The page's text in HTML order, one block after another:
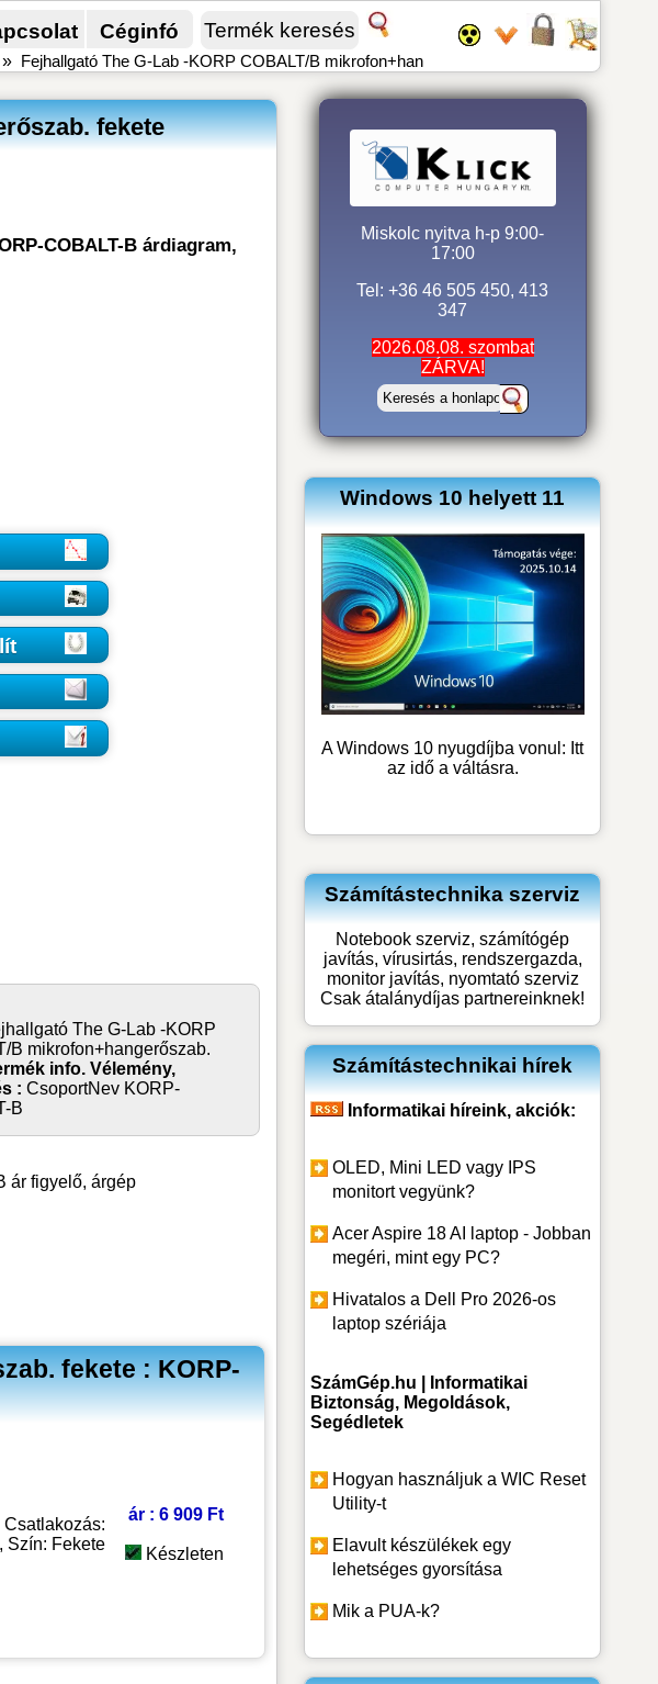
Céginfó
Fejhallgató The G-Lab -KORP COBALT/B mikrofon+han
fekete
COBALT-B árdiagram,
The G-Lab -KORP
B mikrofon+hangerőszab.
info. Vélemény,
: CsoportNev KORP-
B
ár figyelő, árgép
fekete : KORP-
Szín: Fekete
ár : 6 909 Ft
Készleten
Miskolc nyitva h-p 9:00-
17:00
Tel: +36 46 505 450, 413
347
2026.08.08. szombat
ZÁRVA!
Windows 10 helyett 11
A Windows 10 nyugdíjba vonul: Itt
az idő a váltásra.
Számítástechnika szerviz
Notebook szerviz, számítógép
javítás, vírusirtás, rendszergazda,
monitor javítás, nyomtató szerviz
Csak átalánydíjas partnereinknek!
Számítástechnikai hírek
Informatikai híreink, akciók:
OLED, Mini LED vagy IPS
monitort vegyünk?
Acer Aspire 18 AI laptop - Jobban
megéri, mint egy PC?
Hivatalos a Dell Pro 2026-os
laptop szériája
SzámGép.hu | Informatikai
Biztonság, Megoldások,
Segédletek
Hogyan használjuk a WIC Reset
Utility-t
Elavult készülékek egy
lehetséges gyorsítása
Mik a PUA-k?